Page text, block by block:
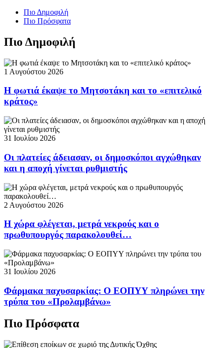
Πιο Δημοφιλή
Πιο Πρόσφατα
Πιο Δημοφιλή
1 Αυγούστου 2026
Η φωτιά έκαψε το Μητσοτάκη και το «επιτελικό
κράτος»
31 Ιουλίου 2026
Οι πλατείες άδειασαν, οι δημοσκόποι αγχώθηκαν
και η αποχή γίνεται ρυθμιστής
2 Αυγούστου 2026
Η χώρα φλέγεται, μετρά νεκρούς και ο
πρωθυπουργός παρακολουθεί…
31 Ιουλίου 2026
Φάρμακα παχυσαρκίας: Ο ΕΟΠΥΥ πληρώνει την
τρύπα του «Προλαμβάνω»
Πιο Πρόσφατα